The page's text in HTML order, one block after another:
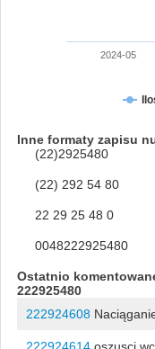
2024-05
Inne formaty zapisu
(22)2925480
(22) 292 54 80
22 29 25 48 0
0048222925480
Ostatnio
222925480
222924608